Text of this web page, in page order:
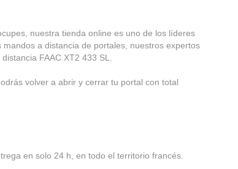
nuestra tienda online es uno de los líderes
a distancia de portales, nuestros expertos
FAAC XT2 433 SL.
volver a abrir y cerrar tu portal con total
en solo 24 h, en todo el territorio francés.